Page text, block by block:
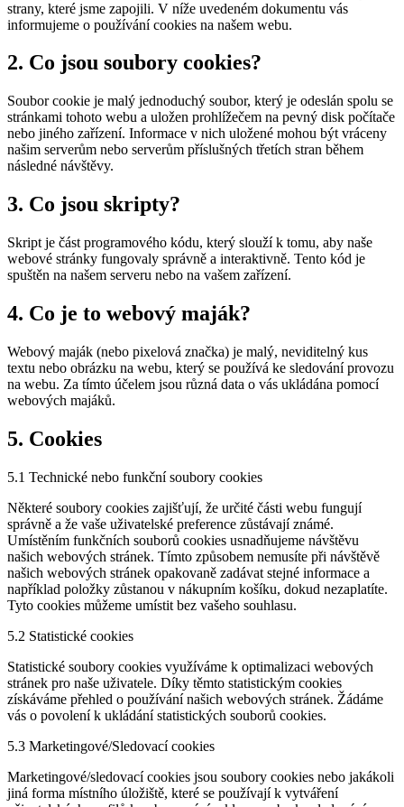
strany, které jsme zapojili. V níže uvedeném dokumentu vás
informujeme o používání cookies na našem webu.
2. Co jsou soubory cookies?
Soubor cookie je malý jednoduchý soubor, který je odeslán spolu se
stránkami tohoto webu a uložen prohlížečem na pevný disk počítače
nebo jiného zařízení. Informace v nich uložené mohou být vráceny
našim serverům nebo serverům příslušných třetích stran během
následné návštěvy.
3. Co jsou skripty?
Skript je část programového kódu, který slouží k tomu, aby naše
webové stránky fungovaly správně a interaktivně. Tento kód je
spuštěn na našem serveru nebo na vašem zařízení.
4. Co je to webový maják?
Webový maják (nebo pixelová značka) je malý, neviditelný kus
textu nebo obrázku na webu, který se používá ke sledování provozu
na webu. Za tímto účelem jsou různá data o vás ukládána pomocí
webových majáků.
5. Cookies
5.1 Technické nebo funkční soubory cookies
Některé soubory cookies zajišťují, že určité části webu fungují
správně a že vaše uživatelské preference zůstávají známé.
Umístěním funkčních souborů cookies usnadňujeme návštěvu
našich webových stránek. Tímto způsobem nemusíte při návštěvě
našich webových stránek opakovaně zadávat stejné informace a
například položky zůstanou v nákupním košíku, dokud nezaplatíte.
Tyto cookies můžeme umístit bez vašeho souhlasu.
5.2 Statistické cookies
Statistické soubory cookies využíváme k optimalizaci webových
stránek pro naše uživatele. Díky těmto statistickým cookies
získáváme přehled o používání našich webových stránek. Žádáme
vás o povolení k ukládání statistických souborů cookies.
5.3 Marketingové/Sledovací cookies
Marketingové/sledovací cookies jsou soubory cookies nebo jakákoli
jiná forma místního úložiště, které se používají k vytváření